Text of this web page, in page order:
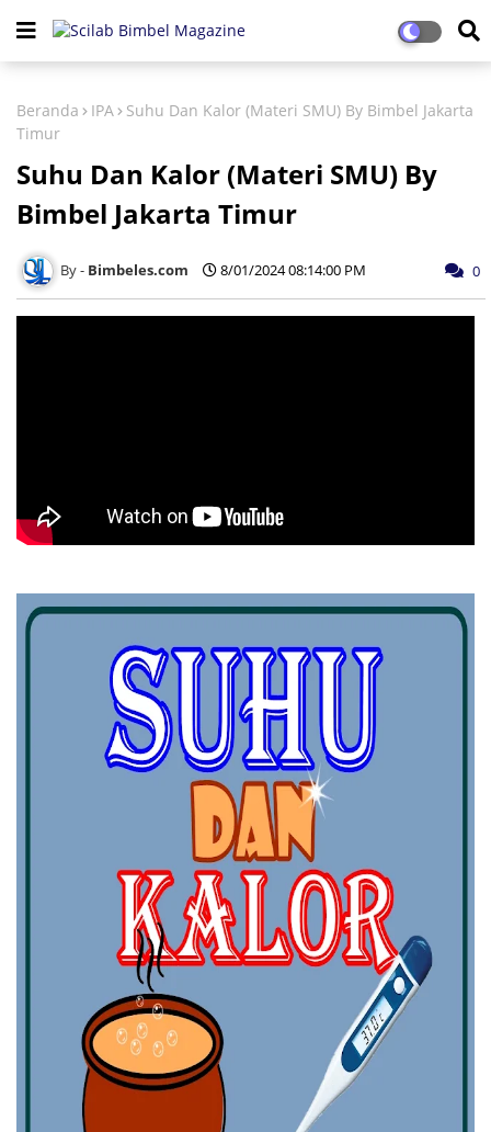
Beranda IPA
Suhu Dan Kalor (Materi SMU) By Bimbel Jakarta
Timur
Suhu Dan Kalor (Materi SMU) By
Bimbel Jakarta Timur
Bimbeles.com 8/01/2024 08:14:00 PM 0